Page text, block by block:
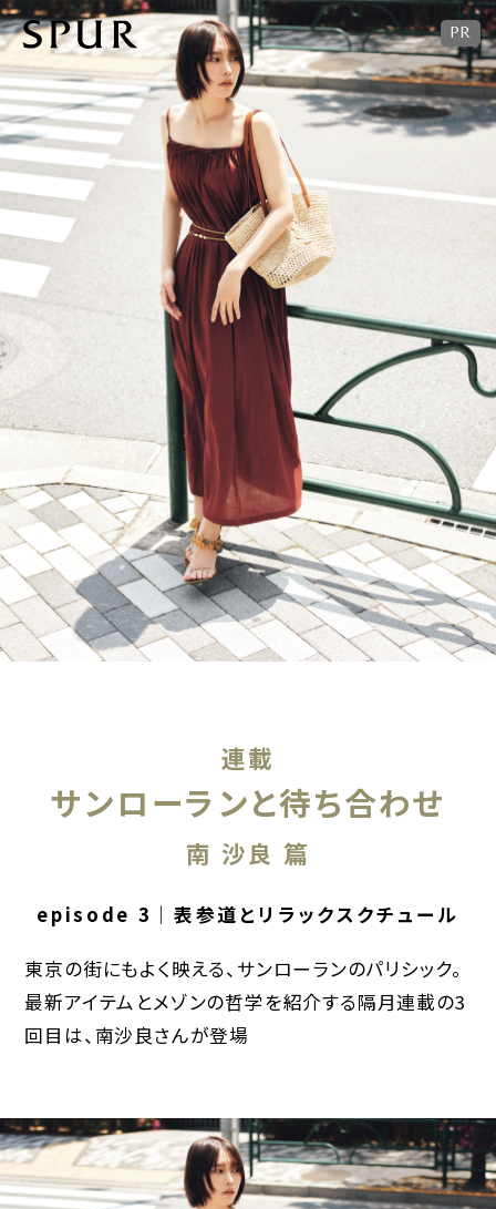
連載
サンローランと待ち合わせ
南 沙良 篇
episode 3｜表参道とリラックスクチュール
東京の街にもよく映える、サンローランのパリシック。
最新アイテムとメゾンの哲学を紹介する隔月連載の3
回目は、南沙良さんが登場